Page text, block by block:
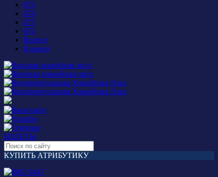
673
674
675
676
Вперед
В конец
БИЛЕТЫ
КУПИТЬ АТРИБУТИКУ